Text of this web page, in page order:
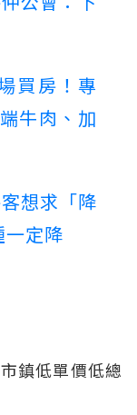
買房！專
牛肉、加
想求「降
一定降
鎮低單價低總